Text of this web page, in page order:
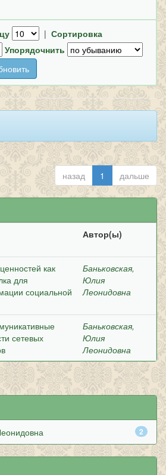
| Сортировка
Упорядочнить
назад 1 дальше
Автор(ы)
как
для
социальной
Баньковская,
Юлия
Леонидовна
сетевых
Баньковская,
Юлия
Леонидовна
2